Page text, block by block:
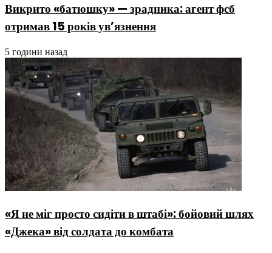
Викрито «батюшку» — зрадника: агент фсб
отримав 15 років ув’язнення
5 години назад
«Я не міг просто сидіти в штабі»: бойовий шлях
«Джека» від солдата до комбата